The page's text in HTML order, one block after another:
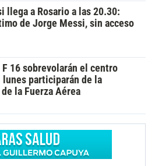
llega a Rosario a las 20.30:
de Jorge Messi, sin acceso
F 16 sobrevolarán el centro
lunes participarán de la
la Fuerza Aérea